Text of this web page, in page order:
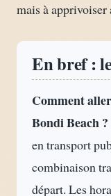
mais à apprivoiser
En bref :
Comment
Bondi Beach ?
en transport
combinaison
départ. Les